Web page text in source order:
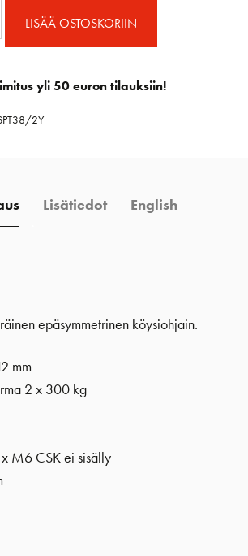
LISÄÄ OSTOSKORIIN
yli 50 euron tilauksiin!
2Y
Lisätiedot English
epäsymmetrinen köysiohjain.
mm
2 x 300 kg
M6 CSK ei sisälly